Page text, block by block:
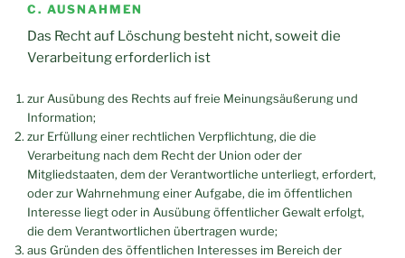
C. AUSNAHMEN
Das Recht auf Löschung besteht nicht, soweit die
Verarbeitung erforderlich ist
zur Ausübung des Rechts auf freie Meinungsäußerung und
Information;
zur Erfüllung einer rechtlichen Verpflichtung, die die
Verarbeitung nach dem Recht der Union oder der
Mitgliedstaaten, dem der Verantwortliche unterliegt, erfordert,
oder zur Wahrnehmung einer Aufgabe, die im öffentlichen
Interesse liegt oder in Ausübung öffentlicher Gewalt erfolgt,
die dem Verantwortlichen übertragen wurde;
aus Gründen des öffentlichen Interesses im Bereich der